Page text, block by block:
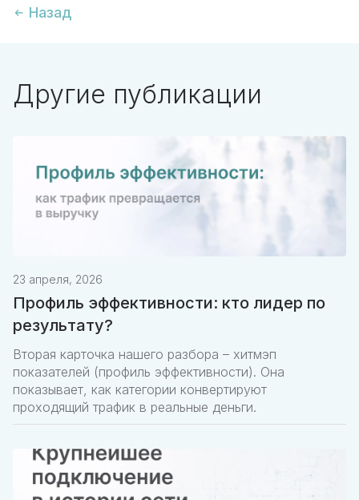
Назад
Другие публикации
23 апреля, 2026
Профиль эффективности: кто лидер по
результату?
Вторая карточка нашего разбора – хитмэп
показателей (профиль эффективности). Она
показывает, как категории конвертируют
проходящий трафик в реальные деньги.